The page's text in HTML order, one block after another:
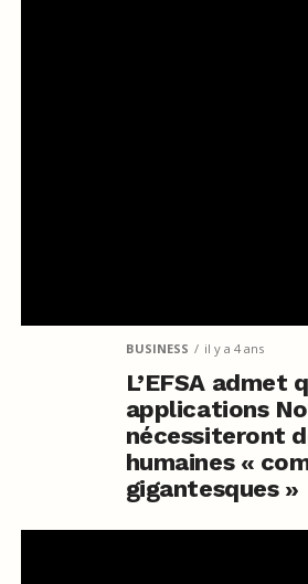
BUSINESS il y a 4 ans
L’EFSA admet
applications
nécessiteront
humaines «
gigantesques »